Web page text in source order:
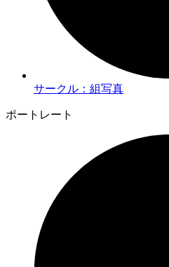
サークル：組写真
ポートレート